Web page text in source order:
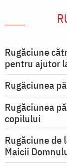
Rugăciune
pentru ajutor
Rugăciunea
Rugăciunea
copilului
Rugăciune de
Maicii